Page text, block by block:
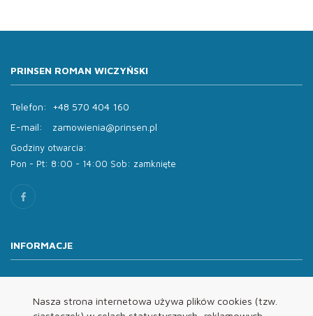
Nasza strona internetowa używa plików cookies (tzw.
PRINSEN ROMAN WICZYŃSKI
Telefon:
+48 570 404 160
E-mail:
zamowienia@prinsen.pl
Godziny otwarcia:
Pon - Pt: 8:00 - 14:00 Sob: zamknięte
INFORMACJE
Oferta